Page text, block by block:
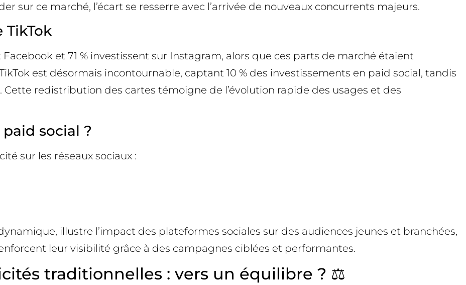
sur ce marché, l’écart se resserre avec l’arrivée de nouveaux concurrents majeurs.
Facebook et 71 % investissent sur Instagram, alors que ces parts de marché étaient
est désormais incontournable, captant 10 % des investissements en paid social, tandis
Cette redistribution des cartes témoigne de l’évolution rapide des usages et des
social ?
sur les réseaux sociaux :
illustre l’impact des plateformes sociales sur des audiences jeunes et branchées,
leur visibilité grâce à des campagnes ciblées et performantes.
traditionnelles : vers un équilibre ? ⚖️